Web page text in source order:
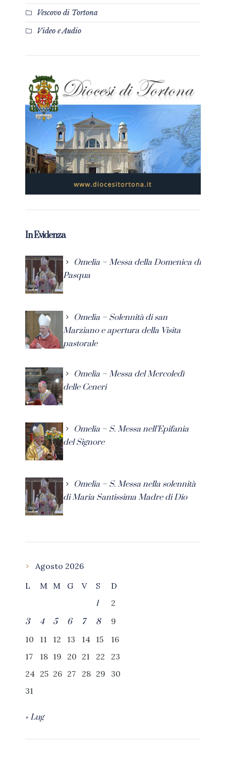
Vescovo di Tortona
Video e Audio
In Evidenza
Omelia – Messa della Domenica di
Pasqua
Omelia – Solennità di san
Marziano e apertura della Visita
pastorale
Omelia – Messa del Mercoledì
delle Ceneri
Omelia – S. Messa nell’Epifania
del Signore
Omelia – S. Messa nella solennità
di Maria Santissima Madre di Dio
Agosto 2026
L
M M G V S
D
1
2
3
4 5 6 7 8
9
10
11 12 13 14 15
16
17
18 19 20 21 22
23
24 25 26 27 28 29
30
31
« Lug